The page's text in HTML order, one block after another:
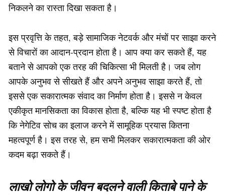
निकलने का रास्ता दिखा सकता है।
इस प्रवृत्ति के तहत, बड़े सामाजिक नेटवर्क और मंचों पर साझा करने
से विचारों का आदान-प्रदान होता है। आप क्या कर सकते हैं, यह
बताने से आपको एक तरह की चिकित्सा भी मिलती है। जब लोग
आपके अनुभव से सीखते हैं और अपने अनुभव साझा करते हैं, तो
इससे एक सकारात्मक संवाद का निर्माण होता है। इससे न केवल
एकीकृत मानसिकता का विकास होता है, बल्कि यह भी स्पष्ट होता है
कि नेगेटिव सोच का इलाज करने में सामूहिक प्रयास कितना
महत्वपूर्ण है। इस तरह से, हम सभी मिलकर सकारात्मकता की ओर
कदम बढ़ा सकते हैं।
लाखो लोगो के जीवन बदलने वाली किताबे पाने के